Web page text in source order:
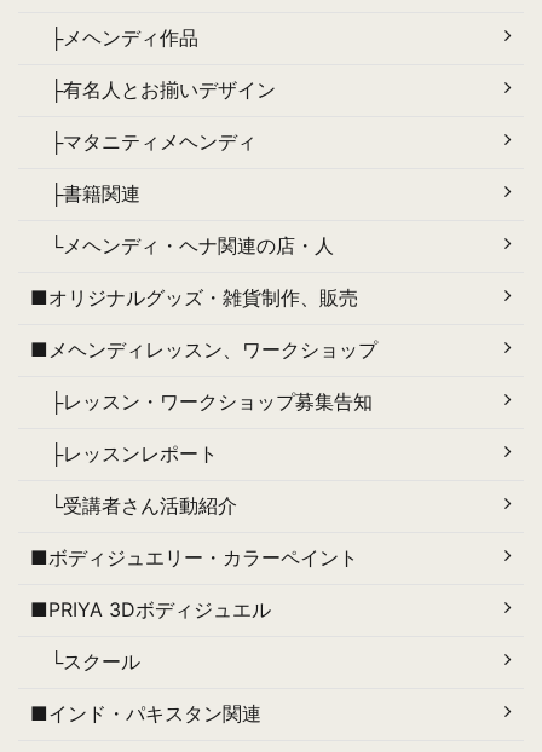
├メヘンディ作品
├有名人とお揃いデザイン
├マタニティメヘンディ
├書籍関連
└メヘンディ・ヘナ関連の店・人
■オリジナルグッズ・雑貨制作、販売
■メヘンディレッスン、ワークショップ
├レッスン・ワークショップ募集告知
├レッスンレポート
└受講者さん活動紹介
■ボディジュエリー・カラーペイント
■PRIYA 3Dボディジュエル
└スクール
■インド・パキスタン関連